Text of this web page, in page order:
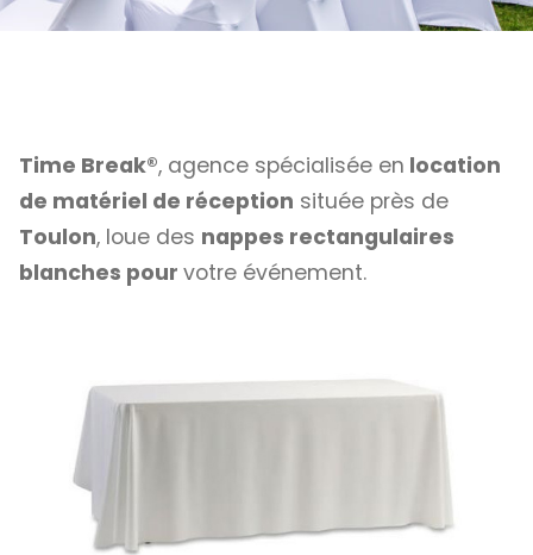
Time Break®, agence spécialisée en location
de matériel de réception située près de
Toulon, loue des nappes rectangulaires
blanches pour votre événement.